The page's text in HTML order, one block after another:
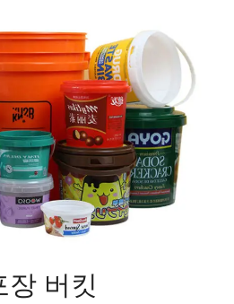
장 버킷